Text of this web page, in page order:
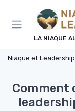
LA NIAQUE
Niaque et Leadership
Comment